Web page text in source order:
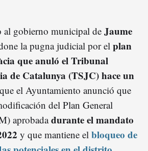
al gobierno municipal de Jaume
la pugna judicial por el plan
que anuló el Tribunal
de Catalunya (TSJC) hace un
el Ayuntamiento anunció que
del Plan General
aprobadadurante el mandato
y que mantiene el bloqueo de